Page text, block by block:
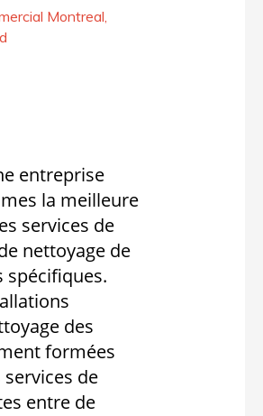
Montreal,
entreprise
la meilleure
services de
nettoyage de
spécifiques.
des
formées
de
entre de